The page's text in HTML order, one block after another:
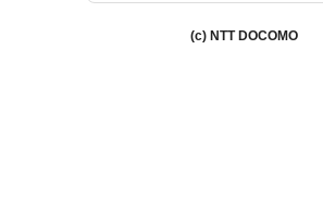
(c) NTT DOCOMO